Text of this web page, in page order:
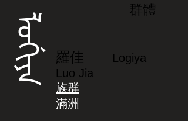
ᠯᠣᡤᡳᠶᠠ
群體
羅佳
Logiya
Luo Jia
族群
滿洲